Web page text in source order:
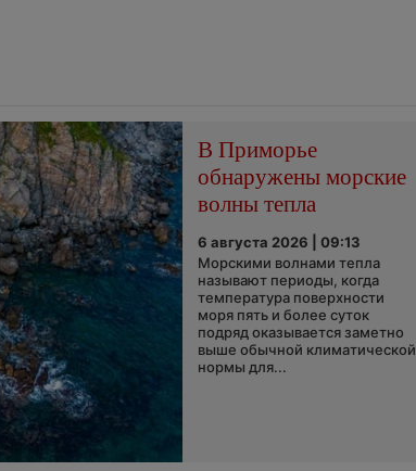
В Приморье
обнаружены морские
волны тепла
6 августа 2026 | 09:13
Морскими волнами тепла
называют периоды, когда
температура поверхности
моря пять и более суток
подряд оказывается заметно
выше обычной климатической
нормы для...